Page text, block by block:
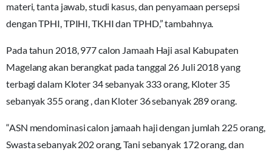
materi, tanta jawab, studi kasus, dan penyamaan persepsi
dengan TPHI, TPIHI, TKHI dan TPHD,” tambahnya.
Pada tahun 2018, 977 calon Jamaah Haji asal Kabupaten
Magelang akan berangkat pada tanggal 26 Juli 2018 yang
terbagi dalam Kloter 34 sebanyak 333 orang, Kloter 35
sebanyak 355 orang , dan Kloter 36 sebanyak 289 orang.
“ASN mendominasi calon jamaah haji dengan jumlah 225 orang,
Swasta sebanyak 202 orang, Tani sebanyak 172 orang, dan